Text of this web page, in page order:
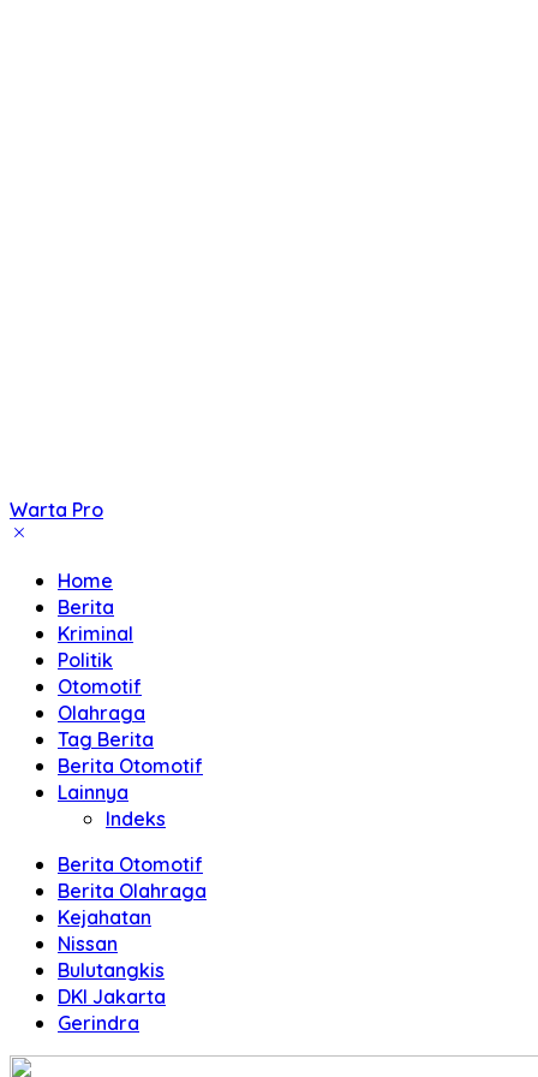
Warta Pro
Akurat
Terpercaya
Home
Berita
Kriminal
Politik
Otomotif
Olahraga
Tag Berita
Berita Otomotif
Lainnya
Indeks
Berita Otomotif
Berita Olahraga
Kejahatan
Nissan
Bulutangkis
DKI Jakarta
Gerindra